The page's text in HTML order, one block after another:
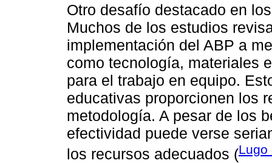
Otro desafío destacado en
Muchos de los estudios
implementación del ABP a
como tecnología, materiales
para el trabajo en equipo.
educativas proporcionen los
metodología. A pesar de los
efectividad puede verse
los recursos adecuados (Lugo